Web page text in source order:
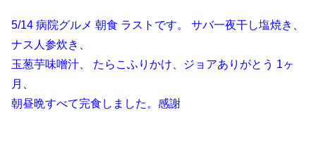
5/14 病院グルメ 朝食 ラストです。 サバ一夜干し塩焼き、
ナス人参炊き、
玉葱芋味噌汁、 たらこふりかけ、ジョアありがとう 1ヶ
月、
朝昼晩すべて完食しました。感謝